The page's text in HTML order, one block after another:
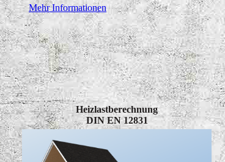
Mehr Informationen
Heizlastberechnung
DIN EN 12831